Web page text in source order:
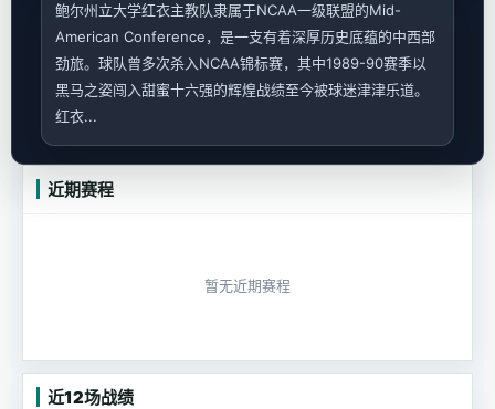
鲍尔州立大学红衣主教队隶属于NCAA一级联盟的Mid-
American Conference，是一支有着深厚历史底蕴的中西部
劲旅。球队曾多次杀入NCAA锦标赛，其中1989-90赛季以
黑马之姿闯入甜蜜十六强的辉煌战绩至今被球迷津津乐道。
红衣...
近期赛程
暂无近期赛程
近12场战绩